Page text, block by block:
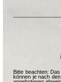
Bitte beachten:
können je nach